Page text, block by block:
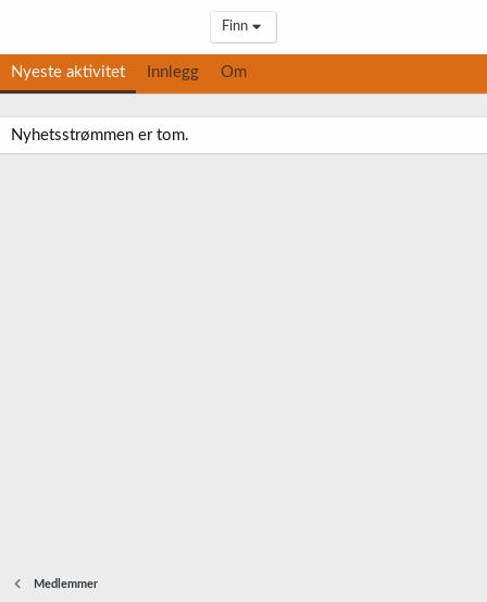
Finn
Nyeste aktivitet Innlegg Om
Nyhetsstrømmen er tom.
Medlemmer